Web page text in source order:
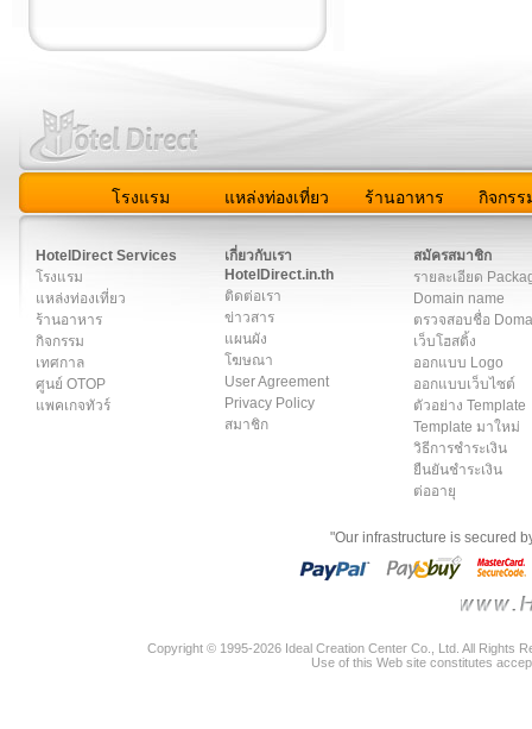
โรงแรม แหล่งท่องเที่ยว ร้านอาหาร กิจกรร
HotelDirect Services
โรงแรม
แหล่งท่องเที่ยว
ร้านอาหาร
กิจกรรม
เทศกาล
ศูนย์ OTOP
แพคเกจทัวร์
เกี่ยวกับเรา
HotelDirect.in.th
ติดต่อเรา
ข่าวสาร
แผนผัง
โฆษณา
User Agreement
Privacy Policy
สมาชิก
สมัครสมาชิก
รายละเอียด
Domain name
ตรวจสอบชื่อ
เว็บโฮสติ้ง
ออกแบบ Logo
ออกแบบเว็บไซต์
ตัวอย่าง Template
Template มาใหม่
วิธีการชำระเงิน
ยืนยันชำระเงิน
ต่ออายุ
"Our infrastructure is secured
Copyright © 1995-2026 Ideal Creation Center Co., Ltd. All Rights
Use of this Web site constitutes